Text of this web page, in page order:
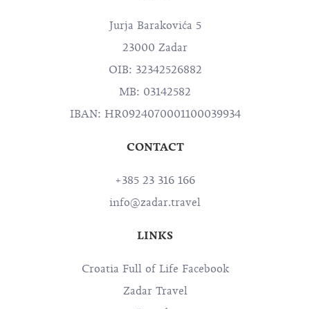
Jurja Barakovića 5
23000 Zadar
OIB: 32342526882
MB: 03142582
IBAN: HR0924070001100039934
CONTACT
+385 23 316 166
info@zadar.travel
LINKS
Croatia Full of Life Facebook
Zadar Travel